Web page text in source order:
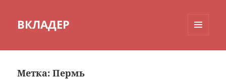
ВКЛАДЕР
Метка:Пермь